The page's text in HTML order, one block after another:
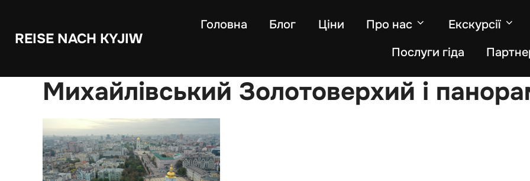
REISE NACH KYJIW
Головна Блог Ціни Про нас
Екскурсії
Послуги гіда
Михайлівський Золотоверхий і